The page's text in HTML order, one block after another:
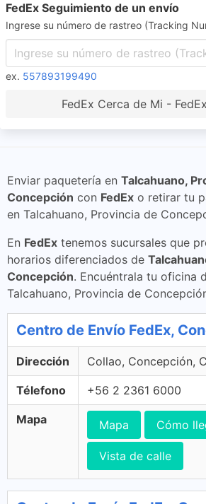
FedEx Seguimiento de un envío
Ingrese su número de rastreo (Tracking
ex. 557893199490
FedEx Cerca de Mi -
Enviar paquetería en Talcahuano,
Concepción con FedEx o retirar tu
en Talcahuano, Provincia de
En FedEx tenemos sucursales que
horarios diferenciados de
Concepción. Encuéntrala tu oficina
Talcahuano, Provincia de
Centro de Envío FedEx,
Dirección Collao, Concepción,
Télefono +56 2 2361 6000
Mapa Mapa Cómo
Vista de calle